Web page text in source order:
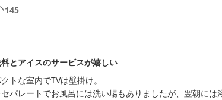
145
とアイスのサービスが嬉しい
トな室内でTVは壁掛け。
セパレートでお風呂には洗い場もありましたが、翌朝に